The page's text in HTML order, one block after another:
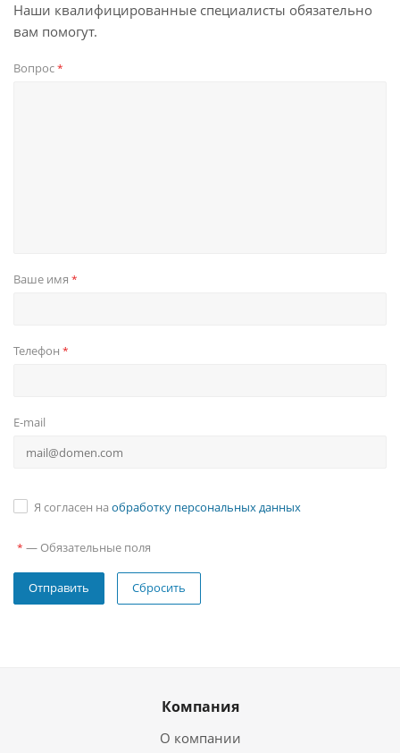
Наши квалифицированные специалисты обязательно
вам помогут.
Вопрос*
Ваше имя *
Телефон *
E-mail
Я согласен на обработку персональных данных
* — Обязательные поля
Сбросить
Компания
О компании